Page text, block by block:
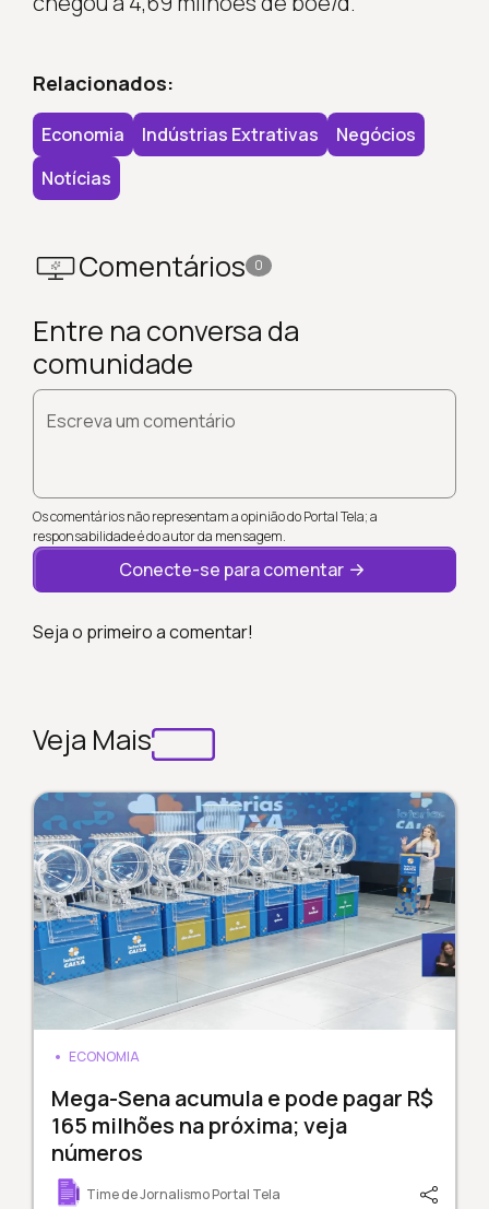
Relacionados:
Economia Indústrias Extrativas
Negócios
Notícias
Comentários 0
Entre na conversa da
comunidade
Escreva um comentário
Os comentários não representam a opinião do Portal Tela; a
responsabilidade é do autor da mensagem.
Conecte-se para comentar
Seja o primeiro a comentar!
Veja Mais
ECONOMIA
Mega-Sena acumula e pode pagar R$
165 milhões na próxima; veja
números
Time de Jornalismo Portal Tela